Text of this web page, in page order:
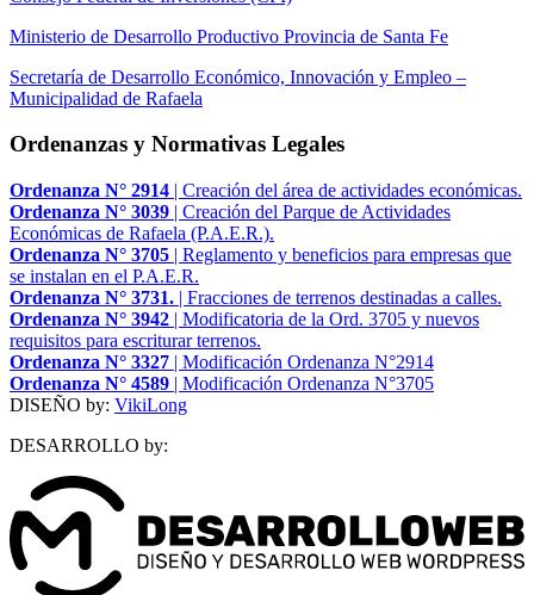
Ministerio de Desarrollo Productivo Provincia de Santa Fe
Secretaría de Desarrollo Económico, Innovación y Empleo –
Municipalidad de Rafaela
Ordenanzas y Normativas Legales
Ordenanza N° 2914 | Creación del área de actividades económicas.
Ordenanza N° 3039 | Creación del Parque de Actividades
Económicas de Rafaela (P.A.E.R.).
Ordenanza N° 3705 | Reglamento y beneficios para empresas que
se instalan en el P.A.E.R.
Ordenanza N° 3731. | Fracciones de terrenos destinadas a calles.
Ordenanza N° 3942 | Modificatoria de la Ord. 3705 y nuevos
requisitos para escriturar terrenos.
Ordenanza N° 3327 | Modificación Ordenanza N°2914
Ordenanza N° 4589 | Modificación Ordenanza N°3705
DISEÑO by: VikiLong
DESARROLLO by: